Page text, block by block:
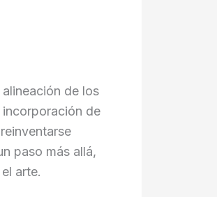
de los
incorporación de
paso más allá,
arte.